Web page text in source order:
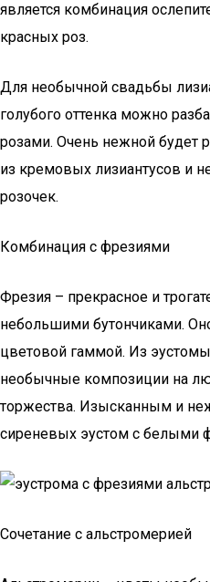
является комбинация
красных роз.
Для необычной свадьбы
голубого оттенка можно
розами. Очень нежной будет
из кремовых лизиантусов и
розочек.
Комбинация с фрезиями
Фрезия – прекрасное и
небольшими бутончиками.
цветовой гаммой. Из
необычные композиции на
торжества. Изысканным и
сиреневых эустом с белыми
Сочетание с альстромерией